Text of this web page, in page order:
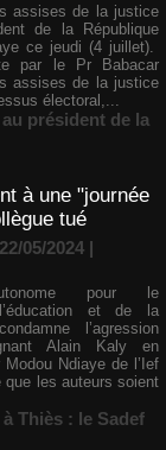
assises de la justice
de la République
ce jeudi (4 juillet).
par le Pr Babacar
assises de la justice
électoral,...
président de la
à une "journée
tué
05/2024 |
pour le
et de la
l’agression
Alain Kaly en
Ndiaye de l’Ief
que les auteurs soient
Thiès : le Sadef